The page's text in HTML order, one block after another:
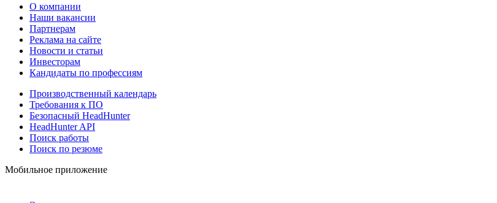
О компании
Наши вакансии
Партнерам
Реклама на сайте
Новости и статьи
Инвесторам
Кандидаты по профессиям
Производственный календарь
Требования к ПО
Безопасный HeadHunter
HeadHunter API
Поиск работы
Поиск по резюме
Мобильное приложение